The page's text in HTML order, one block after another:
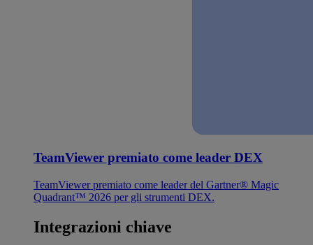
TeamViewer premiato come leader DEX
TeamViewer premiato come leader del Gartner® Magic
Quadrant™ 2026 per gli strumenti DEX.
Integrazioni chiave